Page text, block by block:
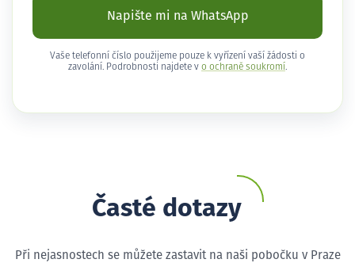
Napište mi na WhatsApp
Vaše telefonní číslo použijeme pouze k vyřízení vaší žádosti o
zavolání. Podrobnosti najdete v o ochraně soukromí .
Časté dotazy
Při nejasnostech se můžete zastavit na naši pobočku v Praze